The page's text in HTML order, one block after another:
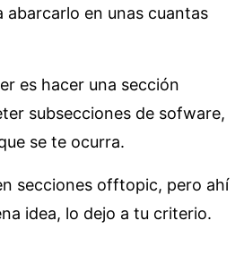
en unas cuantas
es hacer una sección
subsecciones de sofware,
se te ocurra.
secciones offtopic, pero ahí
idea, lo dejo a tu criterio.